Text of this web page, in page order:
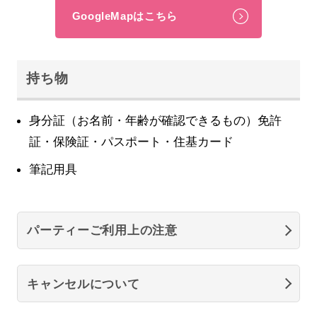
GoogleMapはこちら
持ち物
身分証（お名前・年齢が確認できるもの）免許
証・保険証・パスポート・住基カード
筆記用具
パーティーご利用上の注意
キャンセルについて